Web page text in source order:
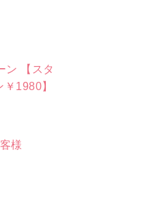
ン 【スタ
1980】
様